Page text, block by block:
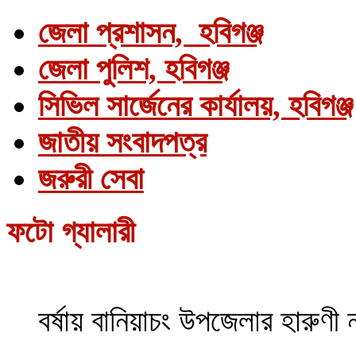
জেলা প্রশাসন, হবিগঞ্জ
জেলা পুলিশ, হবিগঞ্জ
সিভিল সার্জেনের কার্যালয়, হবিগঞ্জ
জাতীয় সংবাদপত্র
জরুরী সেবা
ফটো গ্যালারী
বর্ষায় বানিয়াচং উপজেলার হারুণী